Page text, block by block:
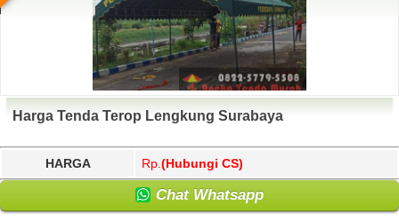
Harga Tenda Terop Lengkung Surabaya
HARGA Rp. (Hubungi CS)
Chat Whatsapp